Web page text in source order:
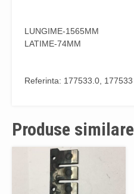
LUNGIME-1565MM
LATIME-74MM
Referinta: 177533.0, 177533
Produse similare